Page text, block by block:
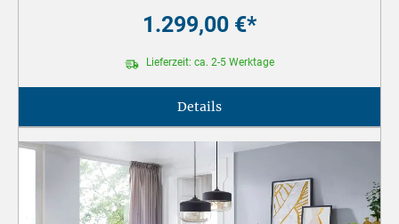
1.299,00 €*
Lieferzeit: ca. 2-5 Werktage
Details